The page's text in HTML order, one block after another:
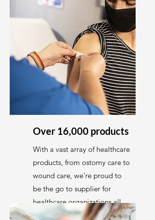
need, when you need them
Over 16,000 products
With a vast array of healthcare
products, from ostomy care to
wound care, we're proud to
be the go to supplier for
healthcare organizations all
across Canada.